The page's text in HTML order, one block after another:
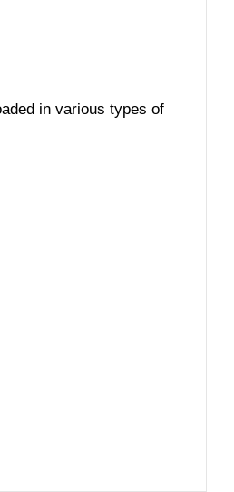
in various types of